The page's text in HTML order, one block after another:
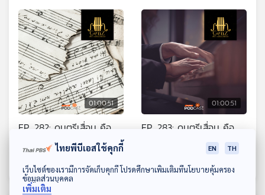
ดาวน์โหลด Thai PBS Podcast Application
01:00:51
EP. 282: ดนตรีเสื่อม คือ
อะไร ตอนที่ 1
01:00:51
EP. 283: ดนตรีเสื่อม คือ
Gen Z & Classical Music
ไทยพีบีเอสใช้คุกกี้ EN TH
เว็บไซต์ของเรามีการจัดเก็บคุกกี้ โปรดศึกษาเพิ่มเติมที่นโยบายคุ้มครอง
ข้อมูลส่วนบุคคล
เพิ่มเติม